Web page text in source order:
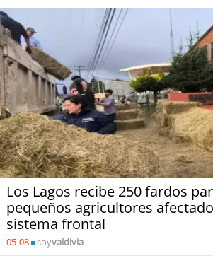
Los Lagos recibe 250 fardos
pequeños agricultores
sistema frontal
05-08 soyvaldivia